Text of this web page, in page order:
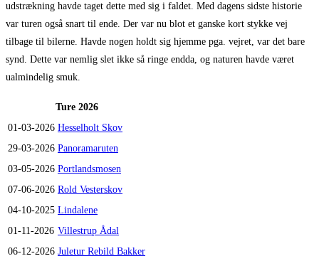
udstrækning havde taget dette med sig i faldet. Med dagens sidste historie
var turen også snart til ende. Der var nu blot et ganske kort stykke vej
tilbage til bilerne. Havde nogen holdt sig hjemme pga. vejret, var det bare
synd. Dette var nemlig slet ikke så ringe endda, og naturen havde været
ualmindelig smuk.
Ture 2026
01-03-2026 Hesselholt Skov
29-03-2026 Panoramaruten
03-05-2026 Portlandsmosen
07-06-2026 Rold Vesterskov
04-10-2025 Lindalene
01-11-2026 Villestrup Ådal
06-12-2026 Juletur Rebild Bakker